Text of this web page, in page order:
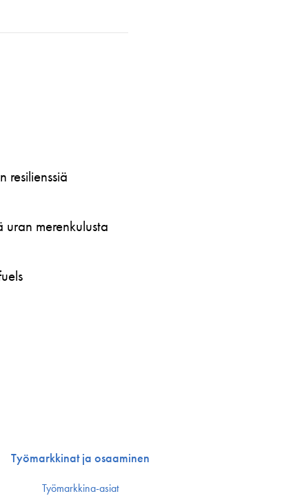
resilienssiä
merenkulusta
Työmarkkinat ja osaaminen
Työmarkkina-asiat